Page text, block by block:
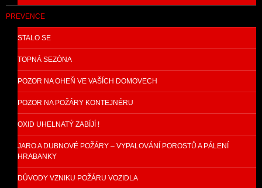
PREVENCE
STALO SE
TOPNÁ SEZÓNA
POZOR NA OHEŇ VE VAŠÍCH DOMOVECH
POZOR NA POŽÁRY KONTEJNÉRU
OXID UHELNATÝ ZABÍJÍ !
JARO A DUBNOVÉ POŽÁRY – VYPALOVÁNÍ POROSTŮ A PÁLENÍ
HRABANKY
DŮVODY VZNIKU POŽÁRU VOZIDLA